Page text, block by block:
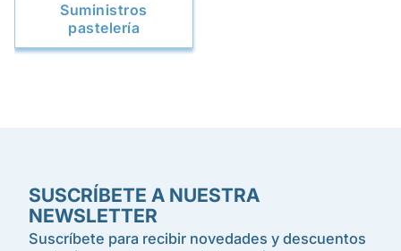
Suministros
pastelería
SUSCRÍBETE A NUESTRA
NEWSLETTER
Suscríbete para recibir novedades y descuentos